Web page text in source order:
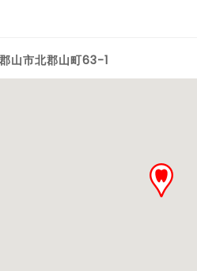
山市北郡山町63-1